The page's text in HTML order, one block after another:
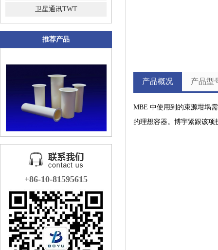
卫星通讯TWT
推荐产品
+86-10-81595615
产品概况 产品型
MBE 中使用到的束源坩埚
的理想容器。博宇紧跟该